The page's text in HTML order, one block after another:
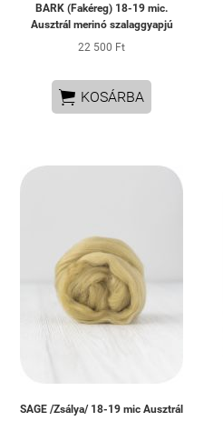
BARK (Fakéreg) 18-19 mic.
Ausztrál merinó szalaggyapjú
22 500 Ft
 KOSÁRBA
SAGE /Zsálya/ 18-19 mic Ausztrál